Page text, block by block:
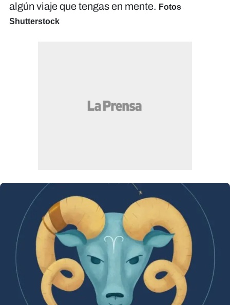
algún viaje que tengas en mente. Fotos
Shutterstock